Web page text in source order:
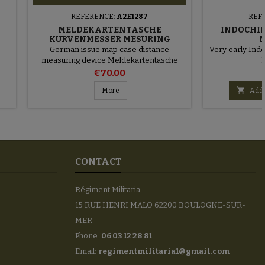
REFERENCE: A2E1287
MELDEKARTENTASCHE
KURVENMESSER MESURING
DEVICE
German issue map case distance
measuring device Meldekartentasche
Kurvenmesser
€70.00
More
Very early
 Add
CONTACT
Régiment Militaria
15 RUE HENRI MALO 62200 BOULOGNE-SUR-
MER
Phone: 06 03 12 28 81
Email: regimentmilitaria1@gmail.com